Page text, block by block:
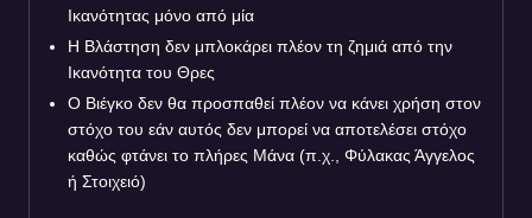
Ικανότητας μόνο από μία
Η Βλάστηση δεν μπλοκάρει πλέον τη ζημιά από την
Ικανότητα του Θρες
Ο Βιέγκο δεν θα προσπαθεί πλέον να κάνει χρήση στον
στόχο του εάν αυτός δεν μπορεί να αποτελέσει στόχο
καθώς φτάνει το πλήρες Μάνα (π.χ., Φύλακας Άγγελος
ή Στοιχειό)